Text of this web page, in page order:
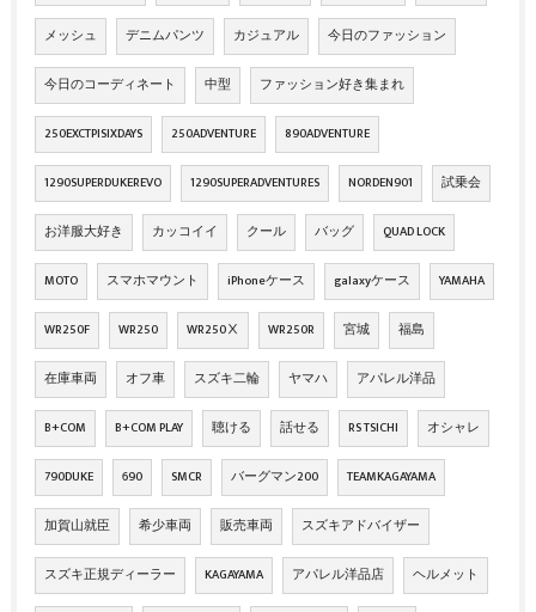
メッシュ デニムパンツ カジュアル 今日のファッション
今日のコーディネート 中型 ファッション好き集まれ
250EXCTPISIXDAYS 250ADVENTURE 890ADVENTURE
1290SUPERDUKEREVO 1290SUPERADVENTURES NORDEN901 試乗会
お洋服大好き カッコイイ クール バッグ QUAD LOCK
MOTO スマホマウント iPhoneケース galaxyケース YAMAHA
WR250F WR250 WR250Ⅹ WR250R 宮城 福島
在庫車両 オフ車 スズキ二輪 ヤマハ アパレル洋品
B+COM B+COM PLAY 聴ける 話せる RS TSICHI オシャレ
790DUKE 690 SMCR バーグマン200 TEAMKAGAYAMA
加賀山就臣 希少車両 販売車両 スズキアドバイザー
スズキ正規ディーラー KAGAYAMA アパレル洋品店 ヘルメット